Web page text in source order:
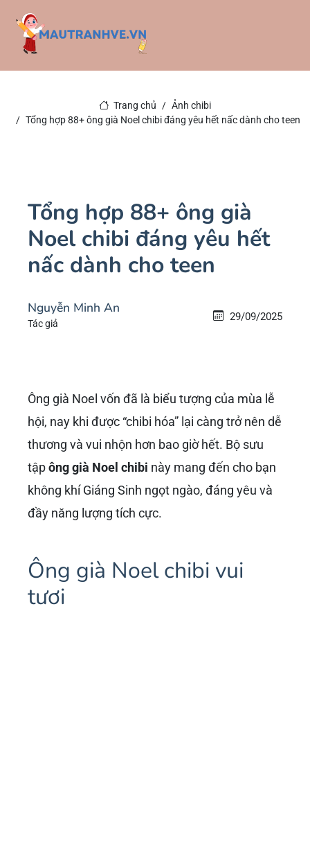
Trang chủ
Ảnh chibi
Tổng hợp 88+ ông già Noel chibi đáng yêu hết nấc dành cho teen
Tổng hợp 88+ ông già
Noel chibi đáng yêu hết
nấc dành cho teen
Nguyễn Minh An
Tác giả
29/09/2025
Ông già Noel vốn đã là biểu tượng của mùa lễ
hội, nay khi được “chibi hóa” lại càng trở nên dễ
thương và vui nhộn hơn bao giờ hết. Bộ sưu
tậpông già Noel chibi này mang đến cho bạn
không khí Giáng Sinh ngọt ngào, đáng yêu và
đầy năng lượng tích cực.
Ông già Noel chibi vui
tươi